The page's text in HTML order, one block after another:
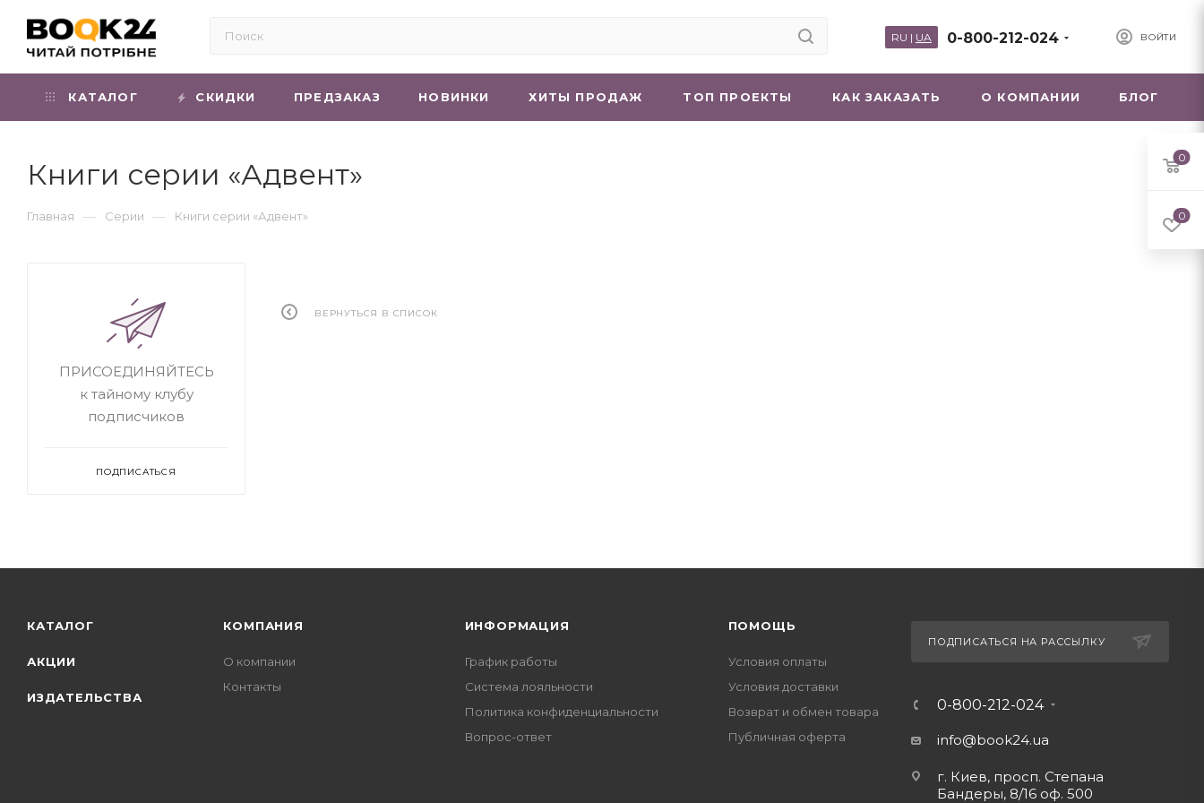
ВОЙТИ
0-800-212-024
RU | UA
КАТАЛОГ СКИДКИ ПРЕДЗАКАЗ НОВИНКИ ХИТЫ ПРОДАЖ ТОП ПРОЕКТЫ КАК ЗАКАЗАТЬ О КОМПАНИИ БЛОГ
Книги серии «Адвент»
Главная — Серии — Книги серии «Адвент»
ВЕРНУТЬСЯ В СПИСОК
ПРИСОЕДИНЯЙТЕСЬ
к тайному клубу
подписчиков
ПОДПИСАТЬСЯ
КАТАЛОГ
АКЦИИ
ИЗДАТЕЛЬСТВА
КОМПАНИЯ
О компании
Контакты
ИНФОРМАЦИЯ
График работы
Система лояльности
Политика конфиденциальности
Вопрос-ответ
ПОМОЩЬ
Условия оплаты
Условия доставки
Возврат и обмен товара
Публичная оферта
ПОДПИСАТЬСЯ НА РАССЫЛКУ
0-800-212-024
info@book24.ua
г. Киев, просп. Степана
Бандеры, 8/16 оф. 500
0
0